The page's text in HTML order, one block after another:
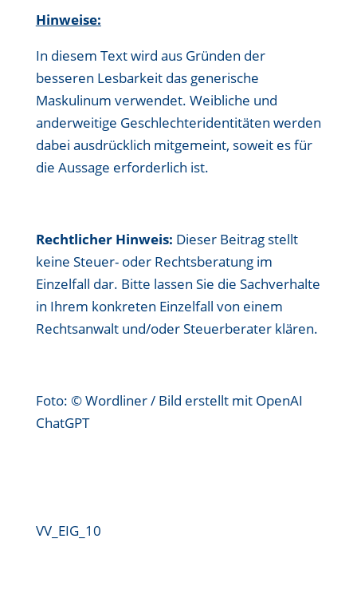
Hinweise:
In diesem Text wird aus Gründen der
besseren Lesbarkeit das generische
Maskulinum verwendet. Weibliche und
anderweitige Geschlechteridentitäten werden
dabei ausdrücklich mitgemeint, soweit es für
die Aussage erforderlich ist.
Rechtlicher Hinweis: Dieser Beitrag stellt
keine Steuer- oder Rechtsberatung im
Einzelfall dar. Bitte lassen Sie die Sachverhalte
in Ihrem konkreten Einzelfall von einem
Rechtsanwalt und/oder Steuerberater klären.
Foto: © Wordliner / Bild erstellt mit OpenAI
ChatGPT
VV_EIG_10